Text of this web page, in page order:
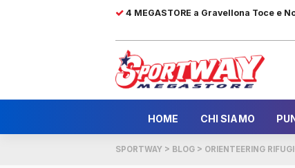
4 MEGASTORE a Gravellona Toce e
HOME CHI SIAMO
SPORTWAY > BLOG > ORIENTEERING